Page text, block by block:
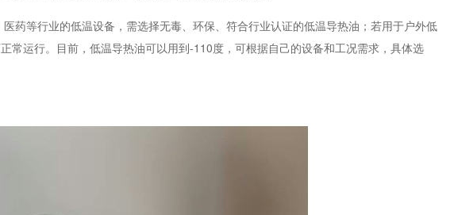
药等行业的低温设备，需选择无毒、环保、符合行业认证的低温导热油；若用于户外低
常运行。目前，低温导热油可以用到-110度，可根据自己的设备和工况需求，具体选